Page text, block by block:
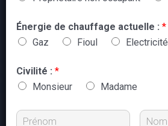
Énergie de chauffage actuelle : *
Gaz
Fioul Electricité
Civilité : *
Monsieur
Madame